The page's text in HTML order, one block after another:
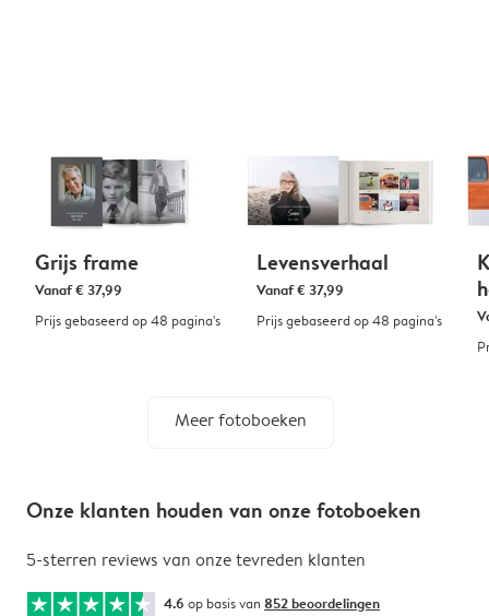
Grijs frame
Vanaf€ 37,99
Prijs gebaseerd op 48 pagina's
Levensverhaal
Vanaf€ 37,99
Prijs gebaseerd op 48 pagina's
Meer fotoboeken
Onze klanten houden van onze fotoboeken
5-sterren reviews van onze tevreden klanten
4.6 op basis van 852 beoordelingen